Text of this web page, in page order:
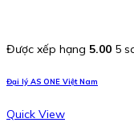
Được xếp hạng 5.00 5
Đại lý AS ONE Việt Nam
Quick View